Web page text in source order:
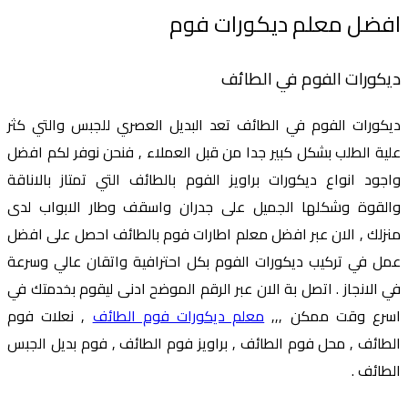
افضل معلم ديكورات فوم
ديكورات الفوم في الطائف
ديكورات الفوم في الطائف تعد البديل العصري للجبس والتي كثر
علية الطلب بشكل كبير جدا من قبل العملاء , فنحن نوفر لكم افضل
واجود انواع ديكورات براويز الفوم بالطائف التي تمتاز بالاناقة
والقوة وشكلها الجميل على جدران واسقف وطار الابواب لدى
منزلك , الان عبر افضل معلم اطارات فوم بالطائف احصل على افضل
عمل في تركيب ديكورات الفوم بكل احترافية واتقان عالي وسرعة
في الانجاز . اتصل بة الان عبر الرقم الموضح ادنى ليقوم بخدمتك في
اسرع وقت ممكن ,,,معلم ديكورات فوم الطائف, نعلات فوم
الطائف , محل فوم الطائف , براويز فوم الطائف , فوم بديل الجبس
الطائف .